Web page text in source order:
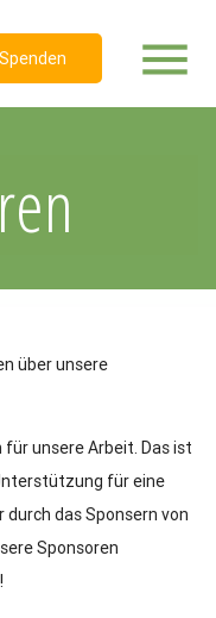
menu
Spenden
über unsere
unsere Arbeit. Das ist
für eine
durch das Sponsern von
Sponsoren